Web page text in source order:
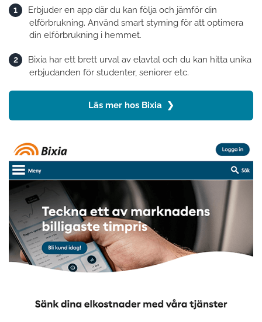
Erbjuder en app där du kan följa och jämför din
elförbrukning. Använd smart styrning för att optimera
din elförbrukning i hemmet.
Bixia har ett brett urval av elavtal och du kan hitta unika
erbjudanden för studenter, seniorer etc.
Läs mer hos Bixia ❯